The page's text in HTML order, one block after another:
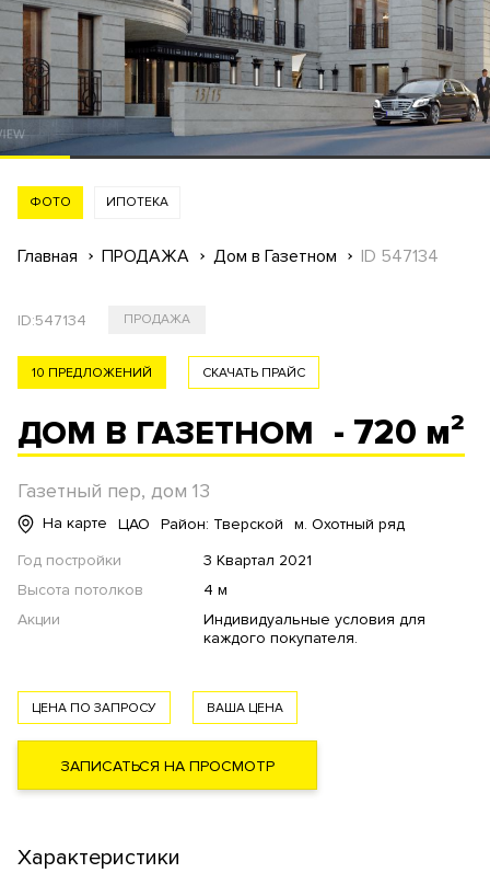
ФОТО ИПОТЕКА
Главная ПРОДАЖА Дом в Газетном ID 547134
ID:547134 ПРОДАЖА
СКАЧАТЬ ПРАЙС
10 ПРЕДЛОЖЕНИЙ
ДОМ В ГАЗЕТНОМ - 720 м²
Газетный пер, дом 13
На карте ЦАО Район: Тверской
м. Охотный ряд
Год постройки
3 Квартал 2021
Высота потолков
4 м
Акции
Индивидуальные условия для
каждого покупателя.
ЦЕНА ПО ЗАПРОСУ ВАША ЦЕНА
ЗАПИСАТЬСЯ НА ПРОСМОТР
Характеристики